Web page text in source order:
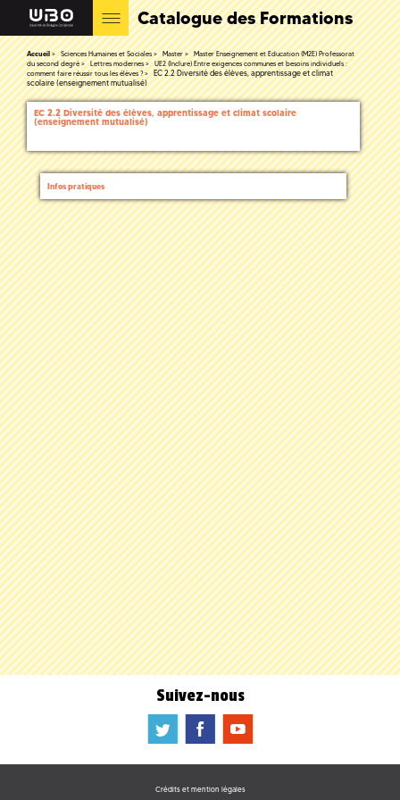
Catalogue des Formations
Accueil Sciences Humaines et Sociales Master
Master Enseignement et Education (M2E) Professorat
du second degré
Lettres modernes
UE2 (Inclure) Entre exigences communes et besoins individuels :
comment faire réussir tous les élèves ?
EC 2.2 Diversité des élèves, apprentissage et climat
scolaire (enseignement mutualisé)
EC 2.2 Diversité des élèves, apprentissage et climat scolaire
(enseignement mutualisé)
Infos pratiques
Suivez-nous
a b f
Crédits et mention légales